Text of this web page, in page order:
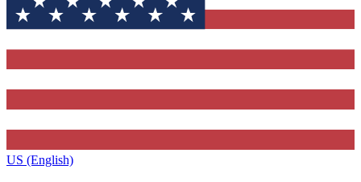
US (English)